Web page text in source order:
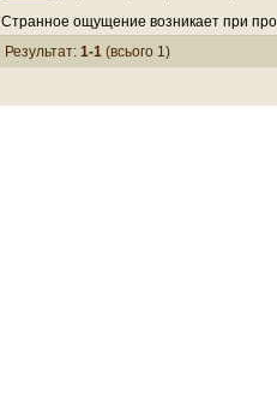
Странное ощущение возникает при
Результат: 1-1 (всього 1)